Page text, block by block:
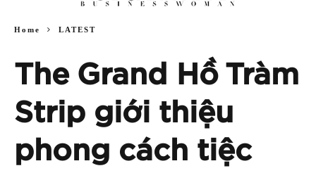
Home LATEST
The Grand Hồ Tràm
Strip giới thiệu
phong cách tiệc